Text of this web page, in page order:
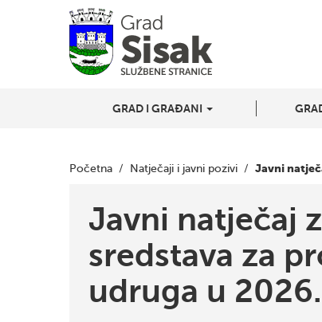
GRAD I GRAĐANI
Početna / Natječaji i javni pozivi / Javni
Javni natječaj
sredstava za
udruga u